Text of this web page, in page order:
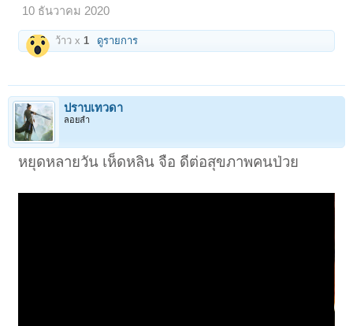
10 ธันวาคม 2020
ว้าว x 1 ดูรายการ
ปราบเทวดา
ลอยลำ
หยุดหลายวัน เห็ดหลิน จือ ดีต่อสุขภาพคนป่วย